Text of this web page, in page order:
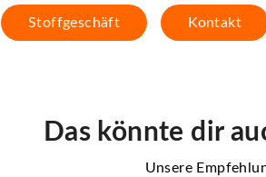
Stoffgeschäft Kontakt
Das könnte dir
Unsere